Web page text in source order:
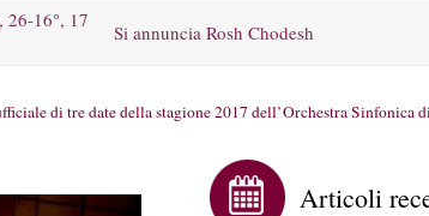
26-16°, 17
Si annuncia Rosh Chodesh
di tre date della stagione 2017 dell’Orchestra Sinfonica
Articoli